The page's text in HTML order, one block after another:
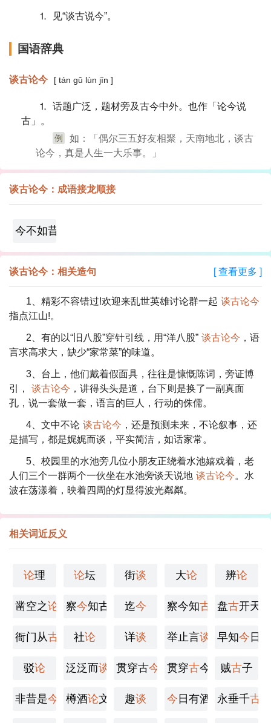
⒈ 见“谈古说今”。
国语辞典
谈古论今 [ tán gǔ lùn jīn ]
⒈ 话题广泛，题材旁及古今中外。也作「论今说
古」。
例
如：「偶尔三五好友相聚，天南地北，谈古
论今，真是人生一大乐事。」
谈古论今：成语接龙顺接
今不如昔
谈古论今：相关造句 [ 查看更多 ]
1、精彩不容错过!欢迎来乱世英雄讨论群一起 谈古论今
指点江山!。
2、有的以“旧八股”穿针引线，用“洋八股” 谈古论今 ，语
言求高求大，缺少“家常菜”的味道。
3、台上，他们戴着假面具，往往是慷慨陈词，旁证博
引，
谈古论今 ，讲得头头是道，台下则是换了一副真面
孔，说一套做一套，语言的巨人，行动的侏儒。
4、文中不论 谈古论今 ，还是预测未来，不论叙事，还
是描写，都是娓娓而谈，平实简洁，如话家常。
5、校园里的水池旁几位小朋友正绕着水池嬉戏着，老
人们三个一群两个一伙坐在水池旁谈天说地 谈古论今。水
波在荡漾着，映着四周的灯显得波光粼粼。
相关词近反义
论理 论坛 街谈 大论 辨论
凿空之论 察今知古 迄今 察今知古 盘古开天
衙门从古 向南开
社论 详谈 举止言谈 早知今 日
驳论 泛泛而谈 贯穿古今 贯穿古今 贼古子
非昔是今 樽酒论文 趣谈 今 日有酒 今日醉
永垂千古